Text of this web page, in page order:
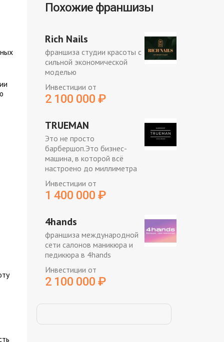
Похожие франшизы
Rich Nails
франшиза студии красоты с
сильной экономической
моделью
Инвестиции от
2 100 000 ₽
TRUEMAN
Это не просто
барбершоп.Это бизнес-
машина, в которой всё
настроено до миллиметра
Инвестиции от
1 400 000 ₽
4hands
франшиза международной
сети салонов маникюра и
педикюра в 4hands
Инвестиции от
2 100 000 ₽